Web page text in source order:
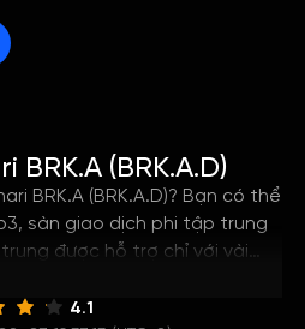
(BRK.A.D)
BRK.A (BRK.A.D)? Bạn có thể
sàn giao dịch phi tập trung
được hỗ trợ chỉ với vài
này sẽ giúp bạn nắm rõ
BRK.A, cũng như cách lưu
4.1